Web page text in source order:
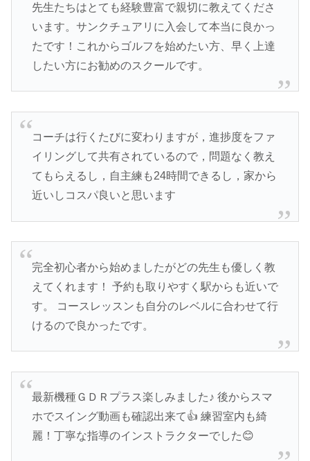
先生たちはとても経験豊富で親切に教えてくださ
います。サンクチュアリに入会して本当に良かっ
たです！これからゴルフを始めたい方、早く上達
したい方にお勧めのスクールです。
コーチは行くたびに変わりますが，進捗度をファ
イリングして共有されているので，問題なく教え
てもらえるし，自主練も24時間できるし，家から
近いしコスパ良いと思います
完全初心者から始めましたがどの先生も優しく教
えてくれます！ 予約も取りやすく駅からも近いで
す。 コースレッスンも自分のレベルに合わせて行
けるので良かったです。
最新機種ＧＤＲプラス楽しみました♪ 後からスマ
ホでスイング動画も確認出来て👍 練習室内も綺
麗！丁寧な指導のインストラクターでした😊